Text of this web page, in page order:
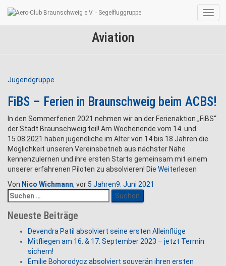
Aviation
Jugendgruppe
FiBS – Ferien in Braunschweig beim ACBS!
In den Sommerferien 2021 nehmen wir an der Ferienaktion „FiBS“
der Stadt Braunschweig teil! Am Wochenende vom 14. und
15.08.2021 haben jugendliche im Alter von 14 bis 18 Jahren die
Möglichkeit unseren Vereinsbetrieb aus nächster Nähe
kennenzulernen und ihre ersten Starts gemeinsam mit einem
unserer erfahrenen Piloten zu absolvieren! Die Weiterlesen
Von Nico Wichmann, vor 5 Jahren9. Juni 2021
Suchen
nach:
Neueste Beiträge
Devendra Patil absolviert seine ersten Alleinflüge
Mitfliegen am 16. & 17. September 2023 – jetzt Termin
sichern!
Emilie Bohorodycz absolviert souverän ihren ersten